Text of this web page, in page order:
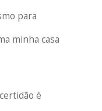
para
minha casa
é